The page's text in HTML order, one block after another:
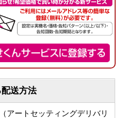
送方法
アートセッティングデリバリ